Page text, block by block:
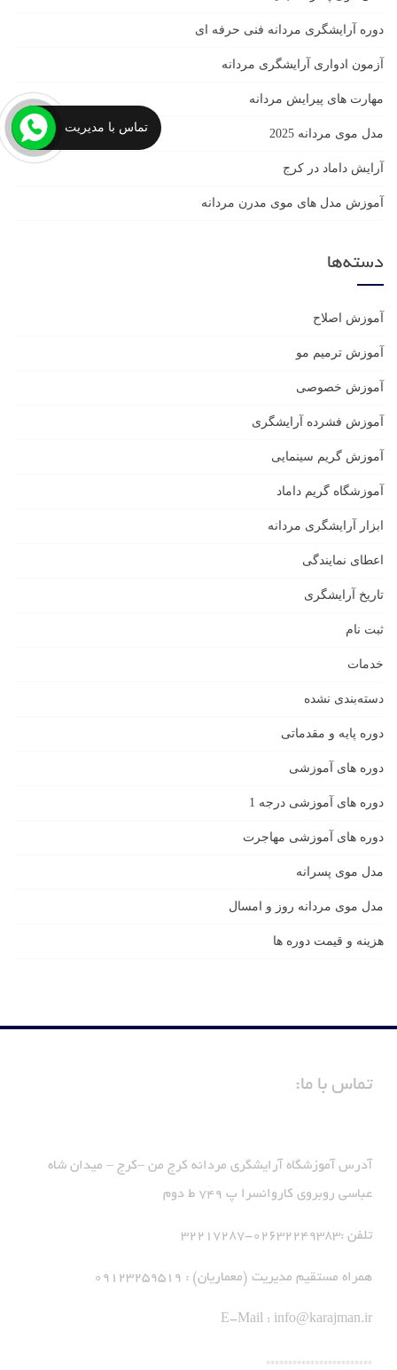
دوره آرایشگری مردانه فنی حرفه ای
آزمون ادواری آرایشگری مردانه
مهارت های پیرایش مردانه
مدل موی مردانه 2025
آرایش داماد در کرج
آموزش مدل های موی مدرن مردانه
دسته‌ها
آموزش اصلاح
آموزش ترمیم مو
آموزش خصوصی
آموزش فشرده آرایشگری
آموزش گریم سینمایی
آموزشگاه گریم داماد
ابزار آرایشگری مردانه
اعطای نمایندگی
تاریخ آرایشگری
ثبت نام
خدمات
دسته‌بندی نشده
دوره پایه و مقدماتی
دوره های آموزشی
دوره های آموزشی درجه 1
دوره های آموزشی مهاجرت
مدل موی پسرانه
مدل موی مردانه روز و امسال
هزینه و قیمت دوره ها
تماس با ما:
آدرس آموزشگاه آرایشگری مردانه کرج من –کرج – میدان شاه
عباسی روبروی کاروانسرا پ 749 ط دوم
تلفن :02632249383-32217287
همراه مستقیم مدیریت (معماریان) : 09123259519
E-Mail : info@karajman.ir
************************
تماس با مدیریت